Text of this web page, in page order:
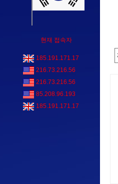
현재 접속자
185.191.171.17
216.73.216.56
216.73.216.56
85.208.96.193
185.191.171.17